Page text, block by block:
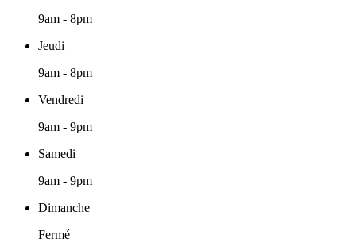
9am - 8pm
Jeudi
9am - 8pm
Vendredi
9am - 9pm
Samedi
9am - 9pm
Dimanche
Fermé